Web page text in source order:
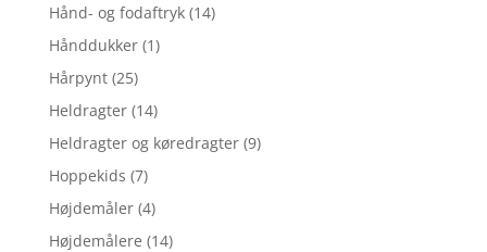
Hånd- og fodaftryk (14)
Hånddukker (1)
Hårpynt (25)
Heldragter (14)
Heldragter og køredragter (9)
Hoppekids (7)
Højdemåler (4)
Højdemålere (14)